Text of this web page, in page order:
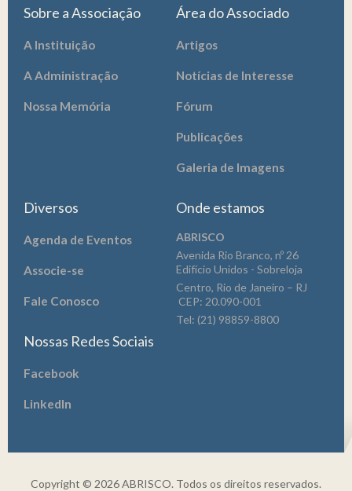
Sobre a Associação
A Instituição
A Administração
Nossa Memória
Área do Associado
Artigos
Notícias de Interesse
Fórum
Publicações
Galeria de Imagens
Diversos
Agenda de Eventos
Associe-se
Fale Conosco
Onde estamos
ABRISCO
Avenida Rio Branco, nº 26
Edifício Unidos - Sobreloja
Centro, Rio de Janeiro – RJ
CEP: 20.090-001
Tel: (21) 98859-8800
Nossas Redes Sociais
Facebook
LinkedIn
Copyright © 2026 ABRISCO. Todos os direitos reservados.